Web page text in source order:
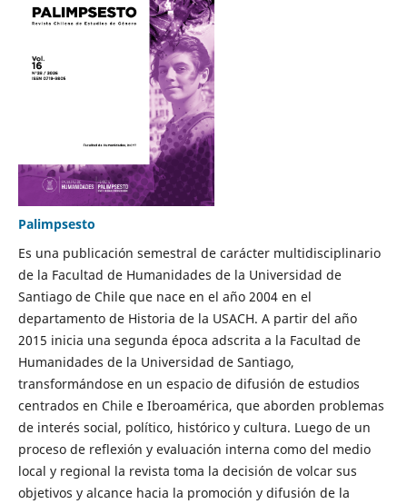
Palimpsesto
Es una publicación semestral de carácter multidisciplinario
de la Facultad de Humanidades de la Universidad de
Santiago de Chile que nace en el año 2004 en el
departamento de Historia de la USACH. A partir del año
2015 inicia una segunda época adscrita a la Facultad de
Humanidades de la Universidad de Santiago,
transformándose en un espacio de difusión de estudios
centrados en Chile e Iberoamérica, que aborden problemas
de interés social, político, histórico y cultura. Luego de un
proceso de reflexión y evaluación interna como del medio
local y regional la revista toma la decisión de volcar sus
objetivos y alcance hacia la promoción y difusión de la